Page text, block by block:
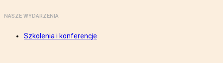
NASZE WYDARZENIA
Szkolenia i konferencje